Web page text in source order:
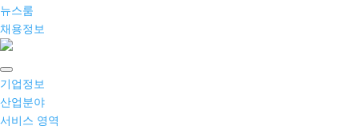
뉴스룸
채용정보
기업정보
산업분야
서비스 영역